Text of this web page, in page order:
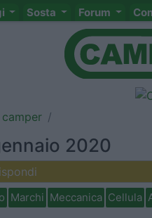
Sosta Forum
2020
Marchi Meccanica Cellula